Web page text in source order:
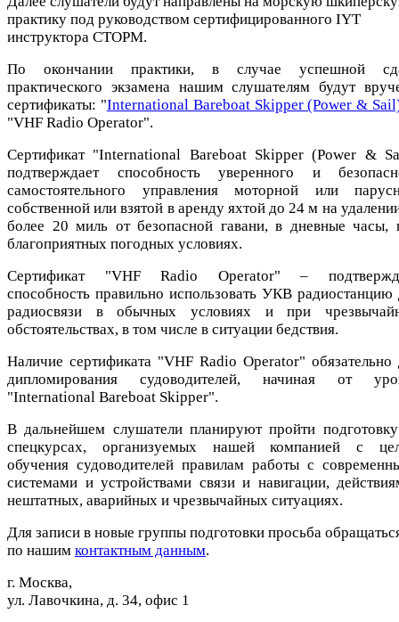
практику под руководством сертифицированного IYT
инструктора СТОРМ.
По окончании практики, в случае успешной
практического экзамена нашим слушателям будут
сертификаты: "International Bareboat Skipper (Power &
"VHF Radio Operator".
Сертификат "International Bareboat Skipper (Power &
подтверждает способность уверенного и
самостоятельного управления моторной или
собственной или взятой в аренду яхтой до 24 м на
более 20 миль от безопасной гавани, в дневные часы,
благоприятных погодных условиях.
Сертификат "VHF Radio Operator" –
способность правильно использовать УКВ радиостанцию
радиосвязи в обычных условиях и при
обстоятельствах, в том числе в ситуации бедствия.
Наличие сертификата "VHF Radio Operator" обязательно
дипломирования судоводителей, начиная от
"International Bareboat Skipper".
В дальнейшем слушатели планируют пройти
спецкурсах, организуемых нашей компанией с
обучения судоводителей правилам работы с
системами и устройствами связи и навигации,
нештатных, аварийных и чрезвычайных ситуациях.
Для записи в новые группы подготовки просьба
по нашим контактным данным.
г. Москва,
ул. Лавочкина, д. 34, офис 1